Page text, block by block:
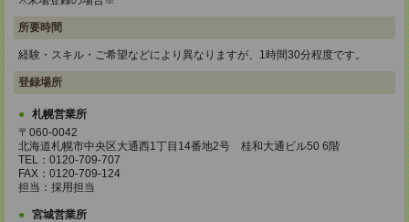
所要時間
経験・スキル・ご希望などにより異なりますが、1時間30分程度です。
登録場所
札幌営業所
〒060-0042
北海道札幌市中央区大通西1丁目14番地2号 桂和大通ビル50 6階
TEL：0120-709-707
FAX：0120-709-124
担当：採用担当
宮城営業所